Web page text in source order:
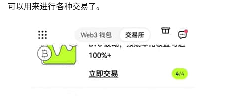
可以用来进行各种交易了。